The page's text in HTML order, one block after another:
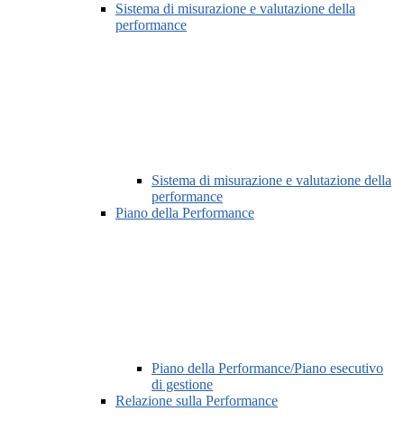
Sistema di misurazione e valutazione della
performance
Sistema di misurazione e valutazione della
performance
Piano della Performance
Piano della Performance/Piano esecutivo
di gestione
Relazione sulla Performance